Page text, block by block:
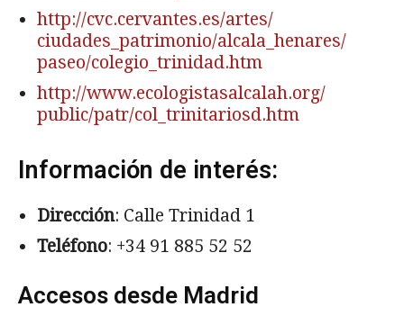
http://cvc.cervantes.es/artes/
ciudades_patrimonio/alcala_henares/
paseo/colegio_trinidad.htm
http://www.ecologistasalcalah.org/
public/patr/col_trinitariosd.htm
Información de interés:
Dirección: Calle Trinidad 1
Teléfono: +34 91 885 52 52
Accesos desde Madrid